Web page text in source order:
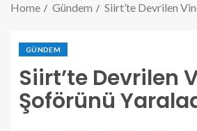
Home Gündem Siirt’te Devrilen
GÜNDEM
Siirt’te Devrilen
Şoförünü